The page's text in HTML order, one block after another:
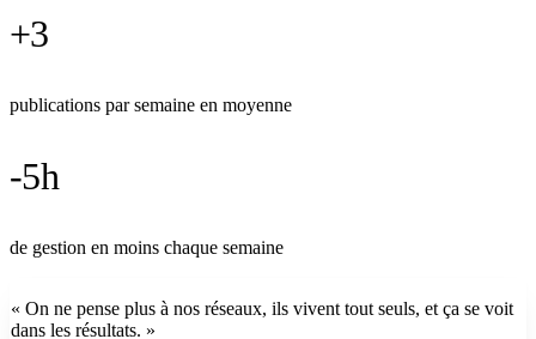
+3
publications par semaine en moyenne
-5h
de gestion en moins chaque semaine
« On ne pense plus à nos réseaux, ils vivent tout seuls, et ça se voit
dans les résultats. »